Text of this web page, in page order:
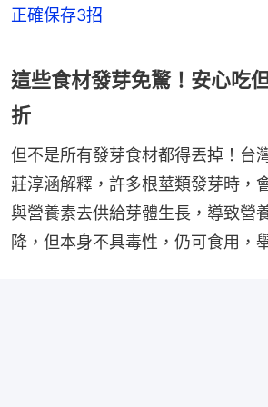
正確保存3招
這些食材發芽免驚！安心吃
折
但不是所有發芽食材都得丟掉！台
莊淳涵解釋，許多根莖類發芽時，
與營養素去供給芽體生長，導致營
降，但本身不具毒性，仍可食用，